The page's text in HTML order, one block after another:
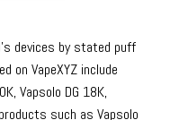
devices by stated puff
on VapeXYZ include
Vapsolo DG 18K,
such as Vapsolo